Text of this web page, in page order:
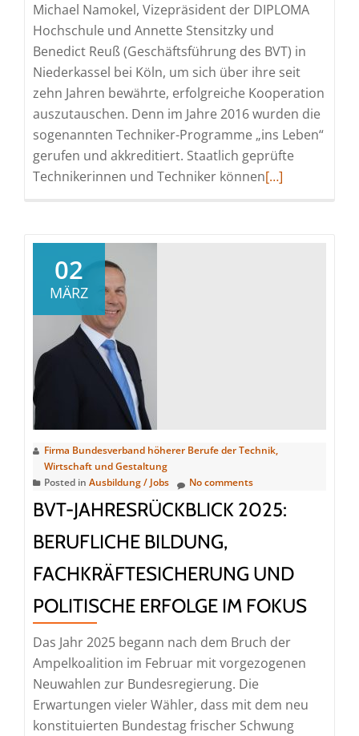
Michael Namokel, Vizepräsident der DIPLOMA
Hochschule und Annette Stensitzky und
Benedict Reuß (Geschäftsführung des BVT) in
Niederkassel bei Köln, um sich über ihre seit
zehn Jahren bewährte, erfolgreiche Kooperation
auszutauschen. Denn im Jahre 2016 wurden die
sogenannten Techniker-Programme „ins Leben“
gerufen und akkreditiert. Staatlich geprüfte
Technikerinnen und Techniker könnenRead
[…]
02
MÄRZ
Firma Bundesverband höherer Berufe der Technik,
Wirtschaft und Gestaltung
Posted in Ausbildung / Jobs No comments
BVT-JAHRESRÜCKBLICK 2025:
BERUFLICHE BILDUNG,
FACHKRÄFTESICHERUNG UND
POLITISCHE ERFOLGE IM FOKUS
Das Jahr 2025 begann nach dem Bruch der
Ampelkoalition im Februar mit vorgezogenen
Neuwahlen zur Bundesregierung. Die
Erwartungen vieler Wähler, dass mit dem neu
konstituierten Bundestag frischer Schwung